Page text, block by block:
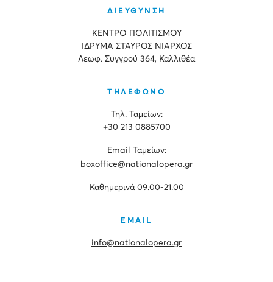
ΔΙΕΥΘΥΝΣΗ
ΚΕΝΤΡΟ ΠΟΛΙΤΙΣΜΟΥ
ΙΔΡΥΜΑ ΣΤΑΥΡΟΣ ΝΙΑΡΧΟΣ
Λεωφ. Συγγρού 364, Καλλιθέα
ΤΗΛΕΦΩΝΟ
Τηλ. Ταμείων:
+30 213 0885700
Εmail Ταμείων:
boxoffice@nationalopera.gr
Καθημερινά 09.00-21.00
EMAIL
info@nationalopera.gr